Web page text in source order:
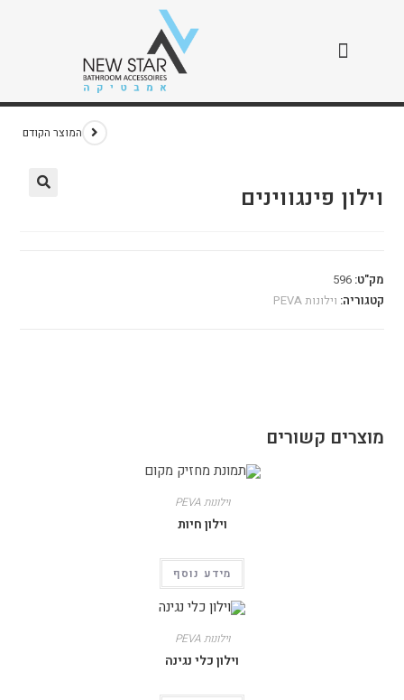
וילון פינגווינים
המוצר הקודם
וילון פינגווינים
מק"ט:596
קטגוריה: וילונות PEVA
מוצרים קשורים
וילונות PEVA
וילון חיות
מידע נוסף
וילונות PEVA
וילון כלי נגינה